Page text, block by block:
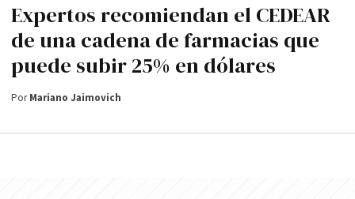
Expertos recomiendan el CEDEAR
de una cadena de farmacias que
puede subir 25% en dólares
PorMariano Jaimovich